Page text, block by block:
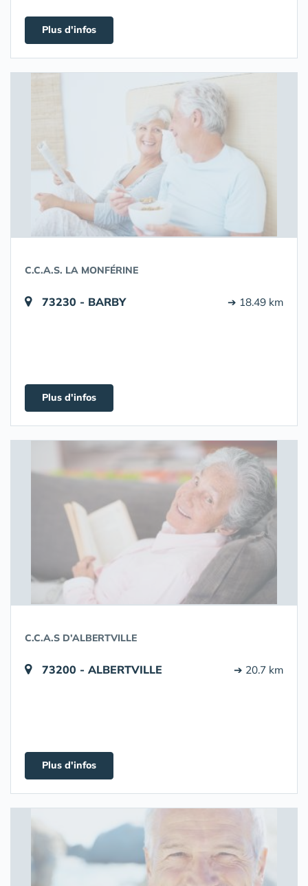
Plus d'infos
C.C.A.S. LA MONFÉRINE
73230 - BARBY ➔ 18.49 km
Plus d'infos
C.C.A.S D’ALBERTVILLE
73200 - ALBERTVILLE ➔ 20.7 km
Plus d'infos